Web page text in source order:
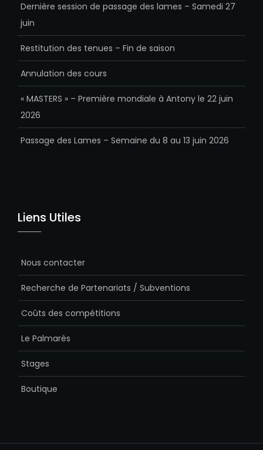
Dernière session de passage des lames – Samedi 27
juin
Restitution des tenues – Fin de saison
Annulation des cours
« MASTERS » – Première mondiale à Antony le 22 juin
2026
Passage des Lames – Semaine du 8 au 13 juin 2026
Liens Utiles
Nous contacter
Recherche de Partenariats / Subventions
Coûts des compétitions
Le Palmarès
Stages
Boutique